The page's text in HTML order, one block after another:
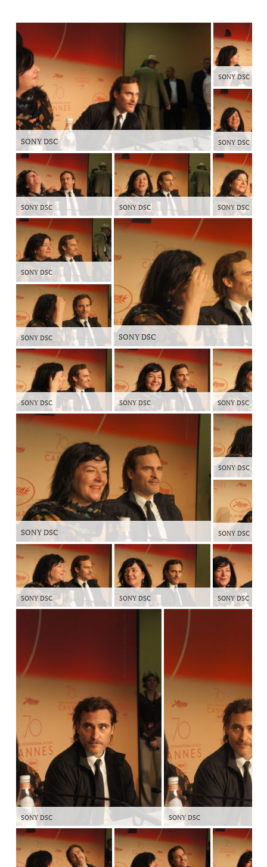
SONY DSC
SONY DSC
SONY DSC
SONY DSC SONY DSC SONY DSC
SONY DSC
SONY DSC SONY DSC
SONY DSC SONY DSC SONY DSC
SONY DSC
SONY DSC
SONY DSC
SONY DSC SONY DSC SONY DSC
SONY DSC SONY DSC